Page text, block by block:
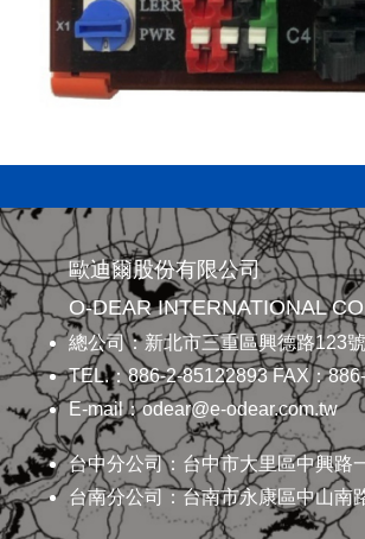
歐迪爾股份有限公司
O-DEAR INTERNATIONAL
總公司：新北市三重區興德路123
TEL.：886-2-85122893 FAX：
E-mail：odear@e-odear.com.tw
台中分公司：台中市大里區中興路
台南分公司：台南市永康區中山南